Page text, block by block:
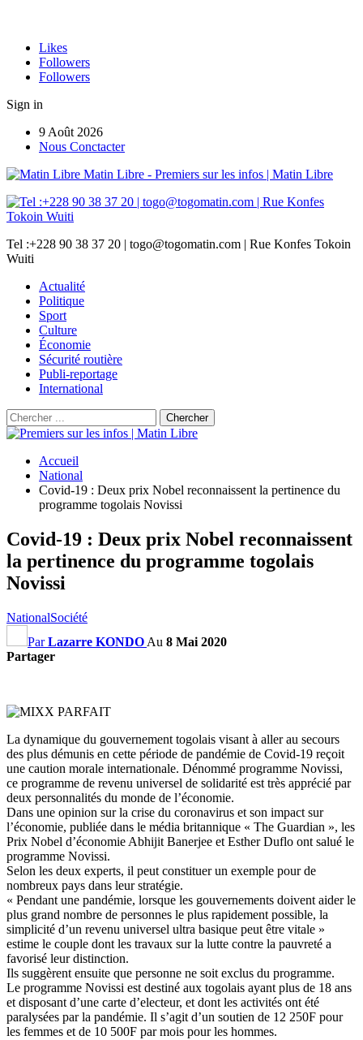
Likes
Followers
Followers
Sign in
9 Août 2026
Nous Conctacter
Matin Libre - Premiers sur les infos | Matin Libre
Tel :+228 90 38 37 20 | togo@togomatin.com | Rue Konfes Tokoin
Wuiti
Actualité
Politique
Sport
Culture
Économie
Sécurité routière
Publi-reportage
International
Accueil
National
Covid-19 : Deux prix Nobel reconnaissent la pertinence du
programme togolais Novissi
Covid-19 : Deux prix Nobel reconnaissent
la pertinence du programme togolais
Novissi
NationalSociété
ParLazarre KONDO Au 8 Mai 2020
Partager
La dynamique du gouvernement togolais visant à aller au secours
des plus démunis en cette période de pandémie de Covid-19 reçoit
une caution morale internationale. Dénommé programme Novissi,
ce programme de revenu universel de solidarité est très apprécié par
deux personnalités du monde de l’économie.
Dans une opinion sur la crise du coronavirus et son impact sur
l’économie, publiée dans le média britannique « The Guardian », les
Prix Nobel d’économie Abhijit Banerjee et Esther Duflo ont salué le
programme Novissi.
Selon les deux experts, il peut constituer un exemple pour de
nombreux pays dans leur stratégie.
« Pendant une pandémie, lorsque les gouvernements doivent aider le
plus grand nombre de personnes le plus rapidement possible, la
simplicité d’un revenu universel ultra basique peut être vitale »
estime le couple dont les travaux sur la lutte contre la pauvreté a
favorisé leur distinction.
Ils suggèrent ensuite que personne ne soit exclus du programme.
Le programme Novissi est destiné aux togolais ayant plus de 18 ans
et disposant d’une carte d’electeur, et dont les activités ont été
paralysées par la pandémie. Il s’agit d’un soutien de 12 250F pour
les femmes et de 10 500F par mois pour les hommes.